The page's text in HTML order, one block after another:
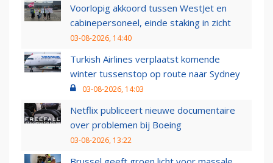
Voorlopig akkoord tussen WestJet en
cabinepersoneel, einde staking in zicht
03-08-2026, 14:40
Turkish Airlines verplaatst komende
winter tussenstop op route naar Sydney
03-08-2026, 14:03
Netflix publiceert nieuwe documentaire
over problemen bij Boeing
03-08-2026, 13:22